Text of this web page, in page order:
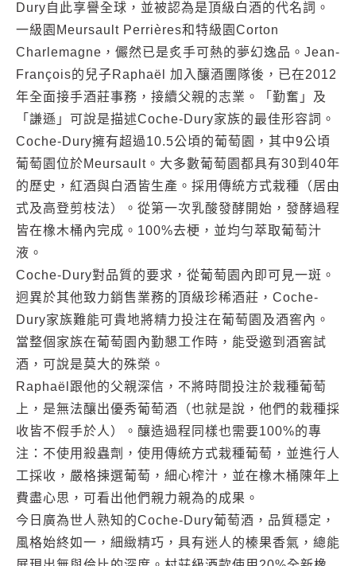
Dury自此享譽全球，並被認為是頂級白酒的代名詞。
一級園Meursault Perrières和特級園Corton
Charlemagne，儼然已是炙手可熱的夢幻逸品。Jean-
François的兒子Raphaël 加入釀酒團隊後，已在2012
年全面接手酒莊事務，接續父親的志業。「勤奮」及
「謙遜」可說是描述Coche-Dury家族的最佳形容詞。
Coche-Dury擁有超過10.5公頃的葡萄園，其中9公頃
葡萄園位於Meursault。大多數葡萄園都具有30到40年
的歷史，紅酒與白酒皆生產。採用傳統方式栽種（居由
式及高登剪枝法）。從第一次乳酸發酵開始，發酵過程
皆在橡木桶內完成。100%去梗，並均勻萃取葡萄汁
液。
Coche-Dury對品質的要求，從葡萄園內即可見一斑。
迥異於其他致力銷售業務的頂級珍稀酒莊，Coche-
Dury家族難能可貴地將精力投注在葡萄園及酒窖內。
當整個家族在葡萄園內勤懇工作時，能受邀到酒窖試
酒，可說是莫大的殊榮。
Raphaël跟他的父親深信，不將時間投注於栽種葡萄
上，是無法釀出優秀葡萄酒（也就是說，他們的栽種採
收皆不假手於人）。釀造過程同樣也需要100%的專
注：不使用殺蟲劑，使用傳統方式栽種葡萄，並進行人
工採收，嚴格揀選葡萄，細心榨汁，並在橡木桶陳年上
費盡心思，可看出他們親力親為的成果。
今日廣為世人熟知的Coche-Dury葡萄酒，品質穩定，
風格始終如一，細緻精巧，具有迷人的榛果香氣，總能